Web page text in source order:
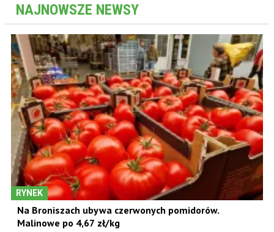
NAJNOWSZE NEWSY
RYNEK
Na Broniszach ubywa czerwonych pomidorów.
Malinowe po 4,67 zł/kg